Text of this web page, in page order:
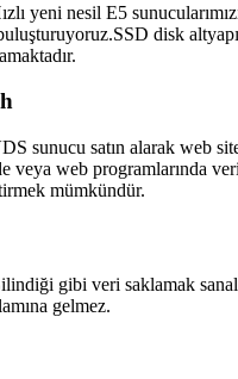
yeni nesil E5
disk
sunucu satın alarak web
veya web programlarında
mümkündür.
gibi veri saklamak
gelmez.